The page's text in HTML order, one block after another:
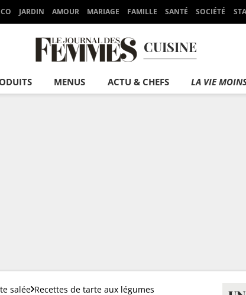
JARDIN AMOUR MARIAGE FAMILLE SANTÉ SOCIÉTÉ
CUISINE
MENUS ACTU & CHEFS LA VIE
salée Recettes de tarte aux légumes